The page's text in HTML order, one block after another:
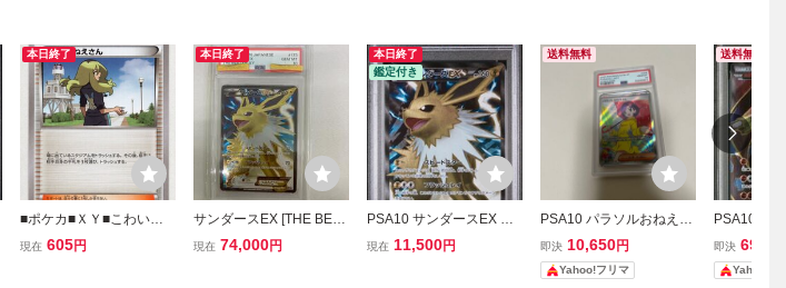
本日終了
■ポケカ■ＸＹ■こわいお
ねえさん １４５／１７
現在 605円
本日終了
サンダースEX [THE BEST
OF XY] XY 173/171 (PSA
現在 74,000円
本日終了
鑑定付き
PSA10 サンダースEX S
R ハイクラスパック T
現在 11,500円
送料無料
PSA10 パラソルおねえさ
ん SR 084/062 ポケモン
カード
即決 10,650円
Yahoo!フリマ
送料無料
PSA10 ジ
71 XY-
F XY 鑑定
ド ポケカ
即決
Yahoo!フ